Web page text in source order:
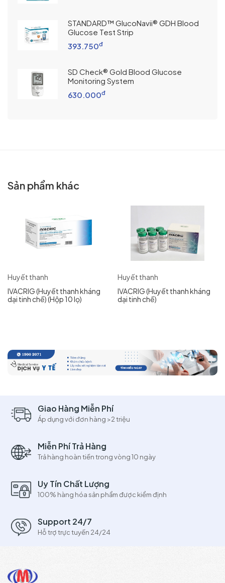
STANDARD™ GlucoNavii® GDH Blood
Glucose Test Strip
393.750đ
SD Check® Gold Blood Glucose
Monitoring System
630.000đ
Sản phẩm khác
Huyết thanh
IVACRIG (Huyết thanh kháng
dại tinh chế) (Hộp 10 lọ)
Huyết thanh
IVACRIG (Huyết thanh kháng
dại tinh chế)
Giao Hàng Miễn Phí
Áp dụng với đơn hàng >2 triệu
Miễn Phí Trả Hàng
Trả hàng hoàn tiền trong vòng 10 ngày
Uy Tín Chất Lượng
100% hàng hóa sản phẩm được kiểm định
Support 24/7
Hỗ trợ trực tuyến 24/24